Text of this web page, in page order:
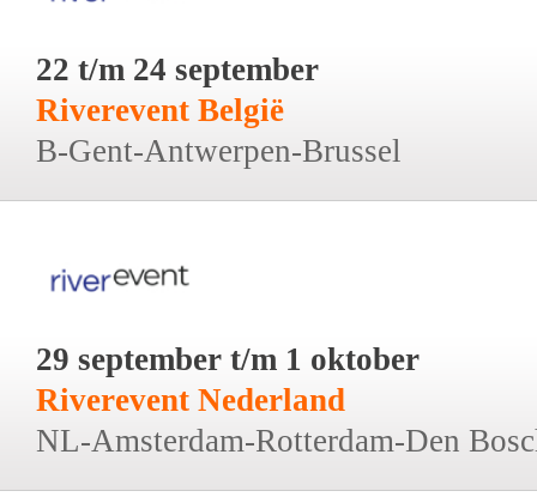
22 t/m 24 september
Riverevent België
B-Gent-Antwerpen-Brussel
29 september t/m 1 oktober
Riverevent Nederland
NL-Amsterdam-Rotterdam-Den